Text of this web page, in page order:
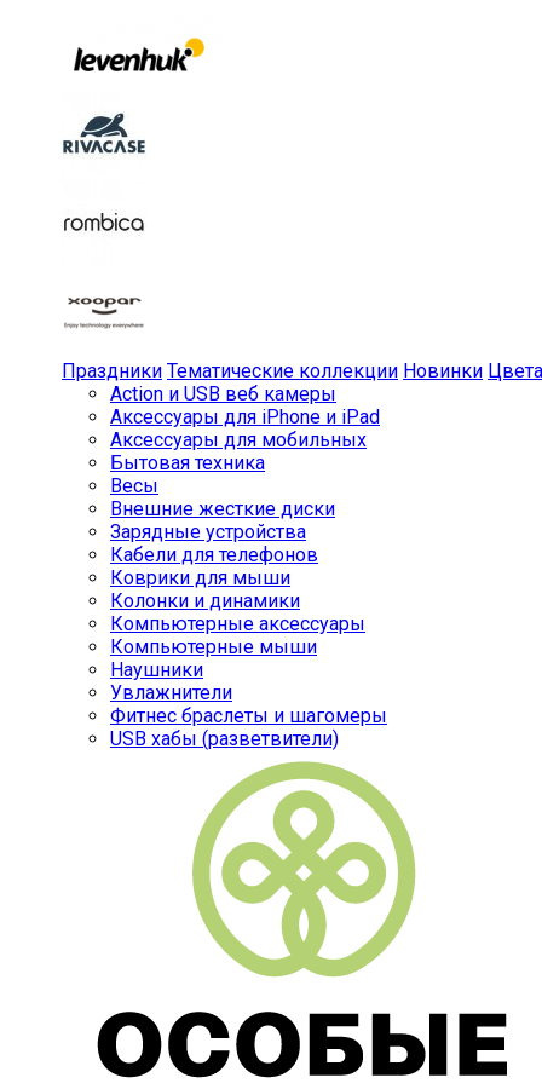
Праздники Тематические коллекции Новинки Цвета
Action и USB веб камеры
Аксессуары для iPhone и iPad
Аксессуары для мобильных
Бытовая техника
Весы
Внешние жесткие диски
Зарядные устройства
Кабели для телефонов
Коврики для мыши
Колонки и динамики
Компьютерные аксессуары
Компьютерные мыши
Наушники
Увлажнители
Фитнес браслеты и шагомеры
USB хабы (разветвители)